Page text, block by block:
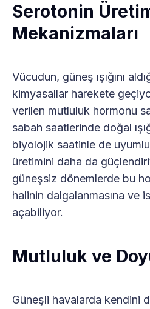
Serotonin
Mekanizmaları
Vücudun, güneş ışığını
kimyasallar harekete
verilen mutluluk hormonu
sabah saatlerinde doğal
biyolojik saatinle de
üretimini daha da
güneşsiz dönemlerde bu
halinin dalgalanmasına ve
açabiliyor.
Mutluluk ve
Güneşli havalarda kendini